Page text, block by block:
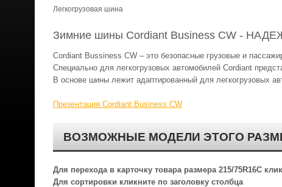
Легкогрузовая шина
Зимние шины Cordiant Business CW -
Cordiant Bussiness CW – это безопасные грузовые и
Специально для легкогрузовых автомобилей Cordiant
В основе шины лежит адаптированный для легкогрузовых
Презентация Cordiant Business CW
ВОЗМОЖНЫЕ МОДЕЛИ ЭТОГО
Для перехода в карточку товара размера 215/75R16C
Для сортировки кликните по заголовку столбца